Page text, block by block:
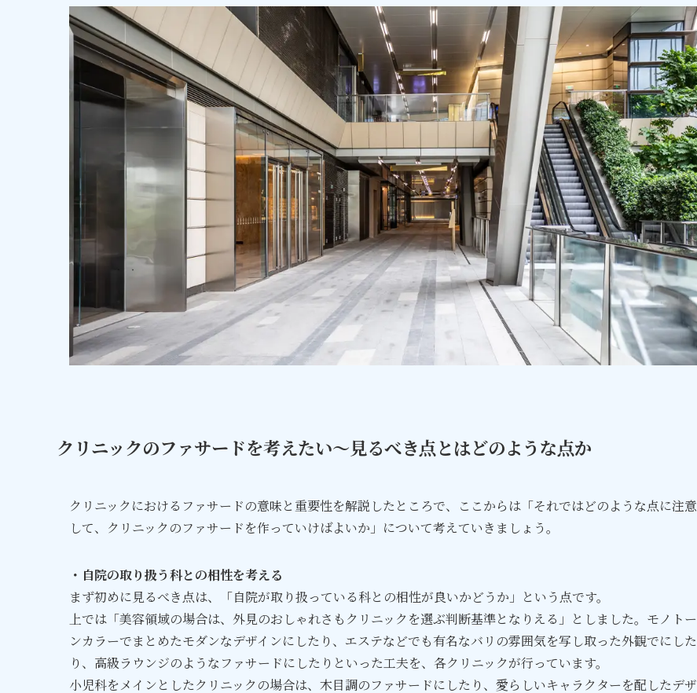
クリニックのファサードを考えたい～見るべき点とはどのような点か
クリニックにおけるファサードの意味と重要性を解説したところで、ここからは「それではどのような点に注意
して、クリニックのファサードを作っていけばよいか」について考えていきましょう。
・自院の取り扱う科との相性を考える
まず初めに見るべき点は、「自院が取り扱っている科との相性が良いかどうか」という点です。
上では「美容領域の場合は、外見のおしゃれさもクリニックを選ぶ判断基準となりえる」としました。モノトー
ンカラーでまとめたモダンなデザインにしたり、エステなどでも有名なバリの雰囲気を写し取った外観でにした
り、高級ラウンジのようなファサードにしたりといった工夫を、各クリニックが行っています。
小児科をメインとしたクリニックの場合は、木目調のファサードにしたり、愛らしいキャラクターを配したデザ